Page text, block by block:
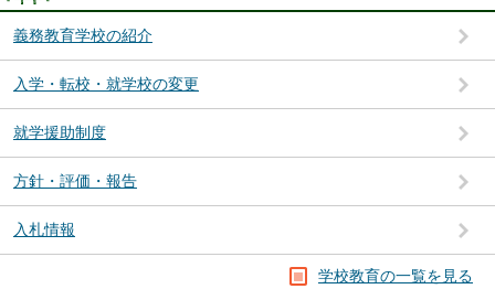
義務教育学校の紹介
入学・転校・就学校の変更
就学援助制度
方針・評価・報告
入札情報
学校教育の一覧を見る